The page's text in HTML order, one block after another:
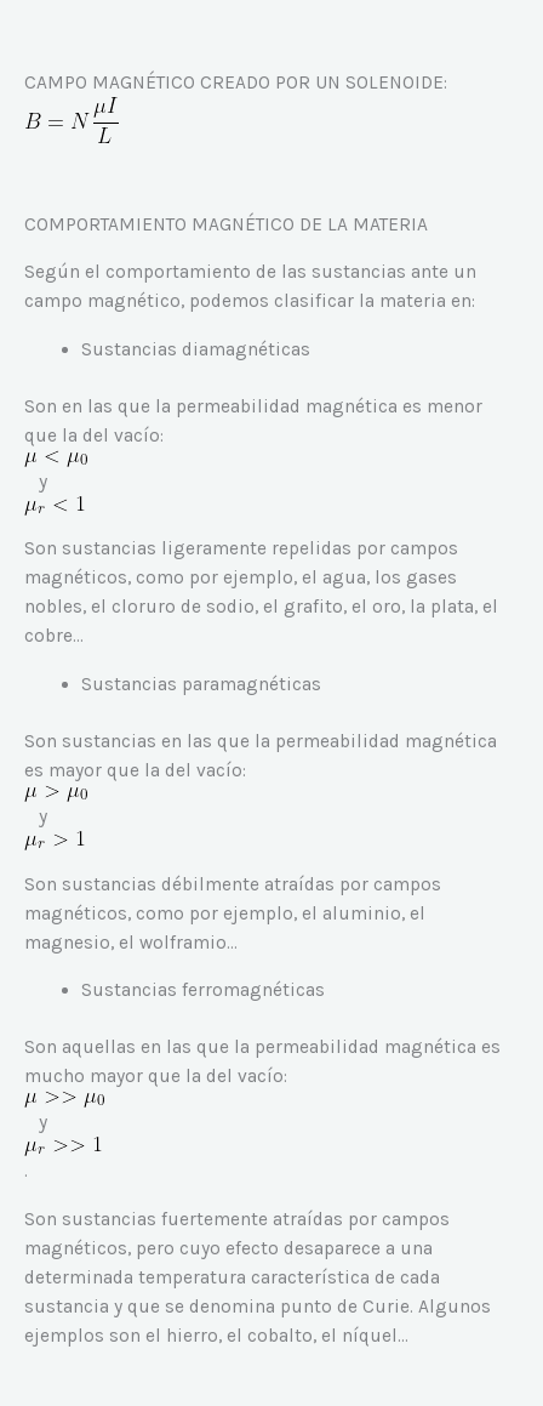
CAMPO MAGNÉTICO CREADO POR UN SOLENOIDE:
COMPORTAMIENTO MAGNÉTICO DE LA MATERIA
Según el comportamiento de las sustancias ante un
campo magnético, podemos clasificar la materia en:
Sustancias diamagnéticas
Son en las que la permeabilidad magnética es menor
que la del vacío:
y
Son sustancias ligeramente repelidas por campos
magnéticos, como por ejemplo, el agua, los gases
nobles, el cloruro de sodio, el grafito, el oro, la plata, el
cobre…
Sustancias paramagnéticas
Son sustancias en las que la permeabilidad magnética
es mayor que la del vacío:
y
Son sustancias débilmente atraídas por campos
magnéticos, como por ejemplo, el aluminio, el
magnesio, el wolframio…
Sustancias ferromagnéticas
Son aquellas en las que la permeabilidad magnética es
mucho mayor que la del vacío:
y
.
Son sustancias fuertemente atraídas por campos
magnéticos, pero cuyo efecto desaparece a una
determinada temperatura característica de cada
sustancia y que se denomina punto de Curie. Algunos
ejemplos son el hierro, el cobalto, el níquel…